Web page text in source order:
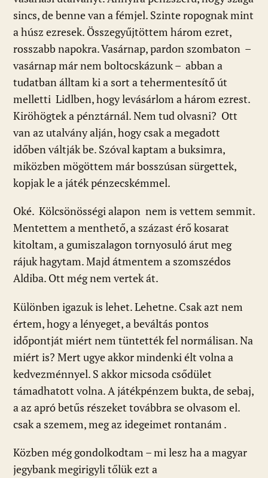
sincs, de benne van a fémjel. Szinte ropognak mint
a húsz ezresek. Összegyűjtöttem három ezret,
rosszabb napokra. Vasárnap, pardon szombaton –
vasárnap már nem boltocskázunk – abban a
tudatban álltam ki a sort a tehermentesítő út
melletti Lidlben, hogy levásárlom a három ezrest.
Kiröhögtek a pénztárnál. Nem tud olvasni? Ott
van az utalvány alján, hogy csak a megadott
időben váltják be. Szóval kaptam a buksimra,
miközben mögöttem már bosszúsan sürgettek,
kopjak le a játék pénzecskémmel.
Oké. Kölcsönösségi alapon nem is vettem semmit.
Mentettem a menthető, a százast érő kosarat
kitoltam, a gumiszalagon tornyosuló árut meg
rájuk hagytam. Majd átmentem a szomszédos
Aldiba. Ott még nem vertek át.
Különben igazuk is lehet. Lehetne. Csak azt nem
értem, hogy a lényeget, a beváltás pontos
időpontját miért nem tüntették fel normálisan. Na
miért is? Mert ugye akkor mindenki élt volna a
kedvezménnyel. S akkor micsoda csődület
támadhatott volna. A játékpénzem bukta, de sebaj,
a az apró betűs részeket továbbra se olvasom el.
csak a szemem, meg az idegeimet rontanám .
Közben még gondolkodtam – mi lesz ha a magyar
jegybank megirigyli tőlük ezt a